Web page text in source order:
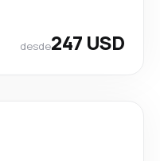
desde247 USD